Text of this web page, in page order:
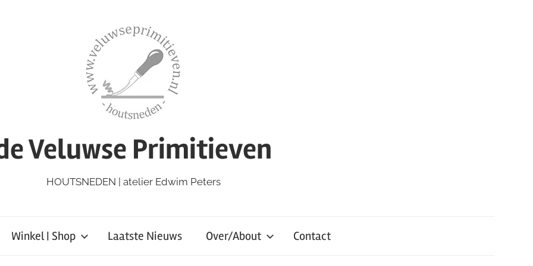
Veluwse Primitieven
HOUTSNEDEN | atelier Edwim Peters
Winkel | Shop Laatste Nieuws Over/About Contact